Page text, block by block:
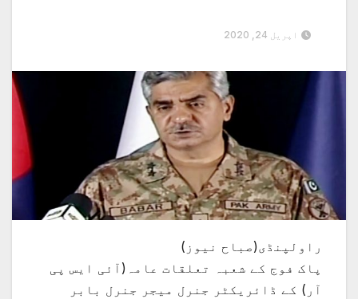
اپریل 24, 2020
راولپنڈی(صباح نیوز)
پاک فوج کے شعبہ تعلقات عامہ(آئی ایس پی
آر) کے ڈائریکٹر جنرل میجر جنرل بابر